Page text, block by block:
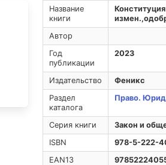
Название
книги
Автор
Год
публикации
2023
Издательство
Феникс
Раздел
каталога
Право.
Серия книги
Закон и
ISBN
978-5-222-
EAN13